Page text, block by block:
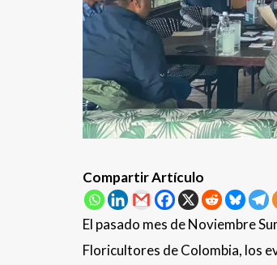
Compartir Artículo
El pasado mes de Noviembre
Floricultores de Colombia, los